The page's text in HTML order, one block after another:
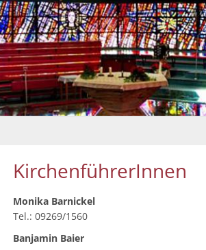
KirchenführerInnen
Monika Barnickel
Tel.: 09269/1560
Banjamin Baier